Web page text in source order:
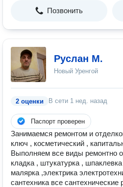
Позвонить
Руслан М.
Новый Уренгой
2 оценки В сети 1 нед. назад
Паспорт проверен
Занимаемся ремонтом и
ключ , косметический ,
Выполняем все виды ремонтно
кладка , штукатурка ,
малярка ,электрика
сантехника все сантехнические